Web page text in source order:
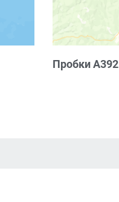
Пробки А392